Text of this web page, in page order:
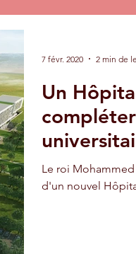
Akhannouch
Taghazout
Un
Le roi
d'un nouvel
7 févr. 2020 2 min de